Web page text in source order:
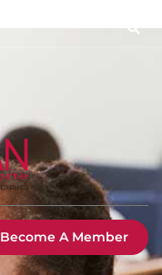
Become A Member